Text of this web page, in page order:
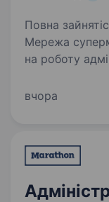
Повна
Мережа
на роботу
досвід, любиш
вчора